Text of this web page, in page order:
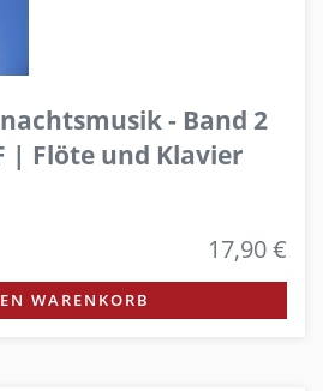
- Band 2
| Flöte und Klavier
17,90 €
WARENKORB